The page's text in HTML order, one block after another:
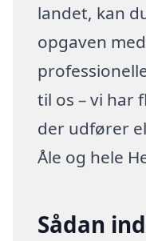
landet, kan
opgaven
til os – vi har
der udfører
Åle og hele
Sådan